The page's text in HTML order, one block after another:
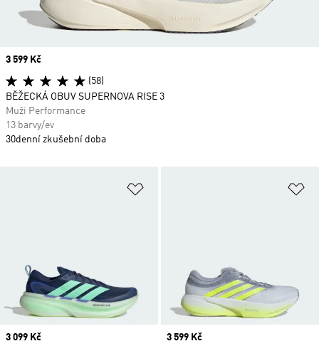
Price
3 099 Kč
Price
3 599 Kč
Price
3 599 Kč
(58)
BĚŽECKÁ OBUV SUPERNOVA RISE 3
Muži Performance
13 barvy/ev
30denní zkušební doba